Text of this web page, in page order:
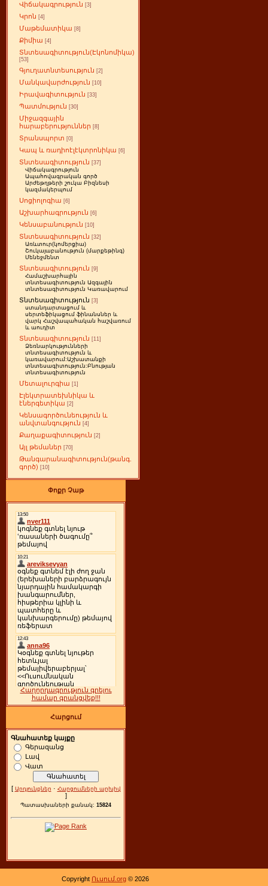
Վիճակագրություն [3]
Կրոն [4]
Մաթեմատիկա [8]
Քիմիա [4]
Տնտեսագիտություն(Էկոնոմիկա)
[53]
Գյուղատնտեսություն [2]
Մանկավարժություն [10]
Իրավագիտություն [33]
Պատմություն [30]
Միջազգային
հարաբերություններ [8]
Տրանսպորտ [0]
Կապ և ռադիոէլէկտրոնիկա [6]
Տնտեսագիտություն [37]
Վիճակագրություն
Ապահովագրական գործ
Արժեթղթերի շուկա Բիզնեսի
կազմակերպում
Սոցիոլոգիա [6]
Աշխարհագրություն [6]
Կենսաբանություն [10]
Տնտեսագիտություն [32]
Առևտուր(կոմերցիա)
Շուկայաբանություն (մարքեթինգ)
Մենեջմենտ
Տնտեսագիտություն [9]
Համաշխարհային
տնտեսագիտություն Ազգային
տնտեսագիտություն Կառավարում
Տնտեսագիտություն [3]
ստանդարտացում և
սերտեֆիկացում ֆինանսներ և
վարկ Հաշվապահական հաշվառում
և աուդիտ
Տնտեսագիտություն [11]
Ձեռնարկությունների
տնտեսագիտություն և
կառավարում:Աշխատանքի
տնտեսագիտություն:Բնության
տնտեսագիտություն
Մետալուրգիա [1]
Էլեկտրատեխնիկա և
էներգետիկա [2]
Կենսագործունեություն և
անվտանգություն [4]
Քաղաքագիտություն [2]
Այլ թեմաներ [70]
Թանգարանագիտություն(թանգ.
գործ) [10]
Փոքր Չաթ
Հաղորդագրություն գրելու
համար գրանցվեք!!!
Հարցում
Գնահատեք կայքը
Գերազանց
Լավ
Վատ
[ Արդյունքներ · Հարցումների արխիվ
]
Պատասխաների քանակ: 15824
Copyright Ուսում.org © 2026